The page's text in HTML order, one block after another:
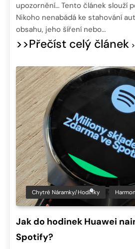
upozornění… Tento článek slouží
Nikoho nenabádá ke stahování
obsahu, jeho šíření nebo…
>>Přečíst celý článek
Chytré Náramky/hodinky
Jak do hodinek Huawei
Spotify?